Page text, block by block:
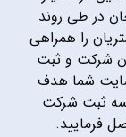
در طی روند
را همراهی
شرکت و ثبت
شما هدف
ثبت شرکت